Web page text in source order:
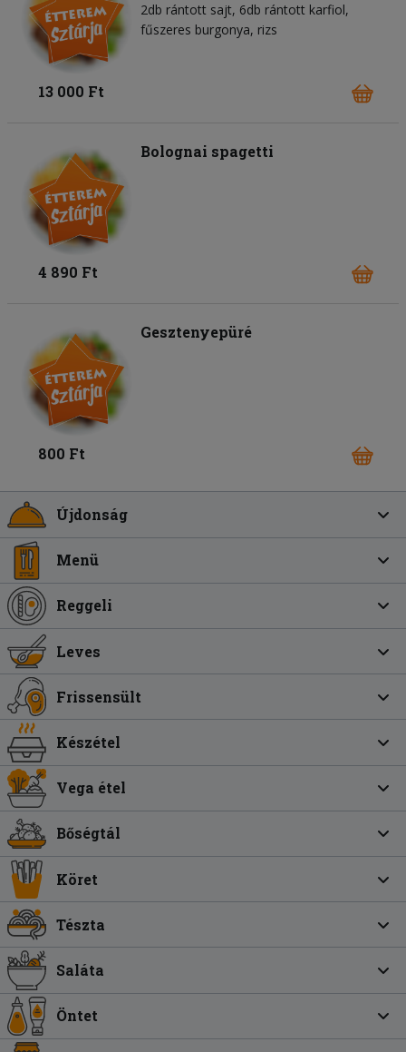
2db rántott sajt, 6db rántott karfiol,
fűszeres burgonya, rizs
13 000 Ft
Bolognai spagetti
4 890 Ft
Gesztenyepüré
800 Ft
Újdonság
Menü
Reggeli
Leves
Frissensült
Készétel
Vega étel
Bőségtál
Köret
Tészta
Saláta
Öntet